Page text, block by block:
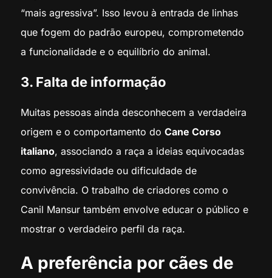
“mais agressiva”. Isso levou à entrada de linhas
que fogem do padrão europeu, comprometendo
a funcionalidade e o equilíbrio do animal.
3. Falta de informação
Muitas pessoas ainda desconhecem a verdadeira
origem e o comportamento do Cane Corso
italiano, associando a raça a ideias equivocadas
como agressividade ou dificuldade de
convivência. O trabalho de criadores como o
Canil Mansur também envolve educar o público e
mostrar o verdadeiro perfil da raça.
A preferência por cães de